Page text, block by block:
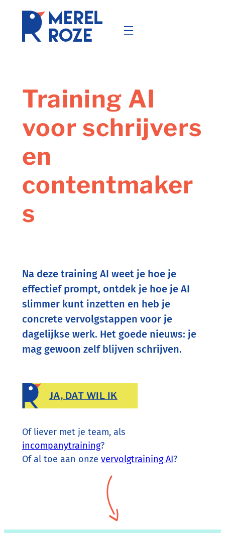
Training AI
voor schrijvers
en
contentmaker
s
Na deze training AI weet je hoe je
effectief prompt, ontdek je hoe je AI
slimmer kunt inzetten en heb je
concrete vervolgstappen voor je
dagelijkse werk. Het goede nieuws: je
mag gewoon zelf blijven schrijven.
JA, DAT WIL IK
Of liever met je team, als
incompanytraining?
Of al toe aan onze vervolgtraining AI?